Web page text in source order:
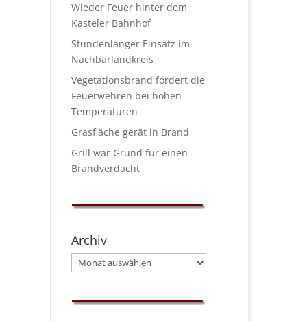
Wieder Feuer hinter dem
Kasteler Bahnhof
Stundenlanger Einsatz im
Nachbarlandkreis
Vegetationsbrand fordert die
Feuerwehren bei hohen
Temperaturen
Grasfläche gerät in Brand
Grill war Grund für einen
Brandverdacht
Archiv
Archiv